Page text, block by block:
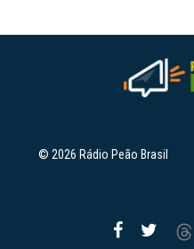
© 2026 Rádio Peão Brasil